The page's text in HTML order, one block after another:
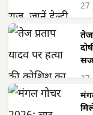
27
तेज
27